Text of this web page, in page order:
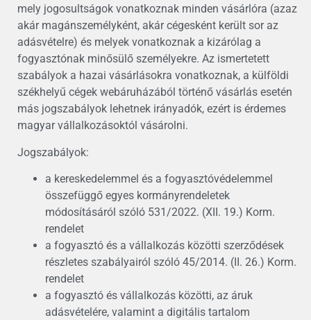
mely jogosultságok vonatkoznak minden vásárlóra (azaz
akár magánszemélyként, akár cégesként került sor az
adásvételre) és melyek vonatkoznak a kizárólag a
fogyasztónak minősülő személyekre. Az ismertetett
szabályok a hazai vásárlásokra vonatkoznak, a külföldi
székhelyű cégek webáruházából történő vásárlás esetén
más jogszabályok lehetnek irányadók, ezért is érdemes
magyar vállalkozásoktól vásárolni.
Jogszabályok:
a kereskedelemmel és a fogyasztóvédelemmel
összefüggő egyes kormányrendeletek
módosításáról szóló 531/2022. (XII. 19.) Korm.
rendelet
a fogyasztó és a vállalkozás közötti szerződések
részletes szabályairól szóló 45/2014. (II. 26.) Korm.
rendelet
a fogyasztó és vállalkozás közötti, az áruk
adásvételére, valamint a digitális tartalom